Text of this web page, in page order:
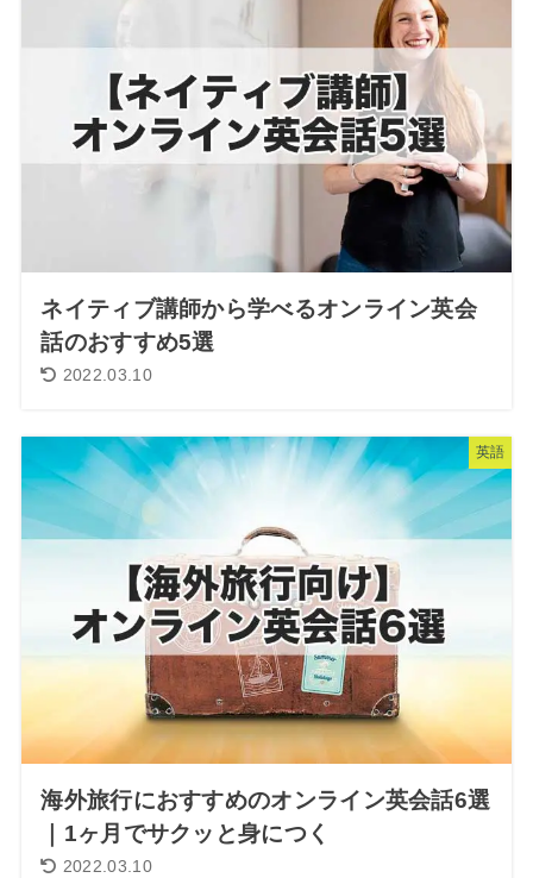
ネイティブ講師から学べるオンライン英会
話のおすすめ5選
2022.03.10
英語
海外旅行におすすめのオンライン英会話6選
｜1ヶ月でサクッと身につく
2022.03.10